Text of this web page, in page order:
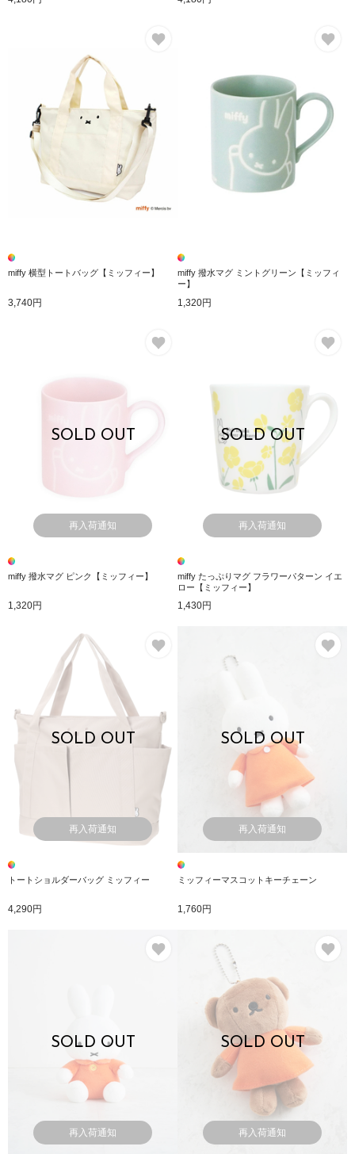
miffy 横型トートバッグ【ミッフィー】
3,740円
miffy 撥水マグ ミントグリーン【ミッフィ
ー】
1,320円
SOLD OUT
再入荷通知
miffy 撥水マグ ピンク【ミッフィー】
1,320円
SOLD OUT
再入荷通知
miffy たっぷりマグ フラワーパターン イエ
ロー【ミッフィー】
1,430円
SOLD OUT
再入荷通知
トートショルダーバッグ ミッフィー
4,290円
SOLD OUT
再入荷通知
ミッフィーマスコットキーチェーン
1,760円
SOLD OUT
再入荷通知
SOLD OUT
再入荷通知